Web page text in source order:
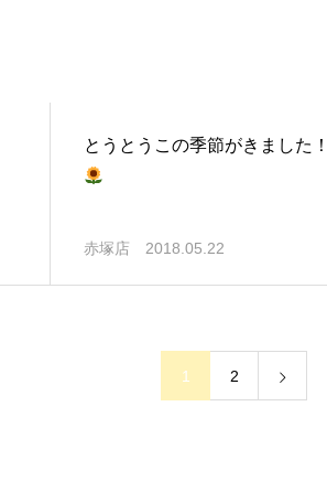
とうとうこの季節がきました
赤塚店 2018.05.22
1 2